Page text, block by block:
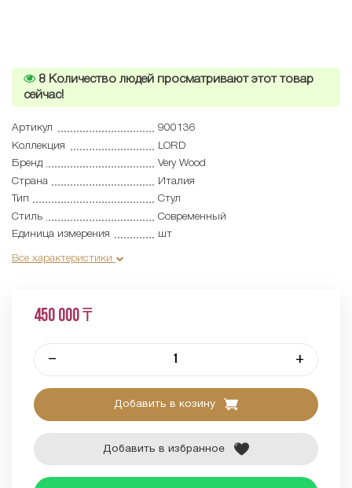
8 Количество людей просматривают этот товар
сейчас!
Артикул
900136
Коллекция
LORD
Бренд
Very Wood
Страна
Италия
Тип
Стул
Стиль
Современный
Единица измерения
шт
Все характеристики
450 000 ₸
– +
Добавить в козину
Добавить в избранное